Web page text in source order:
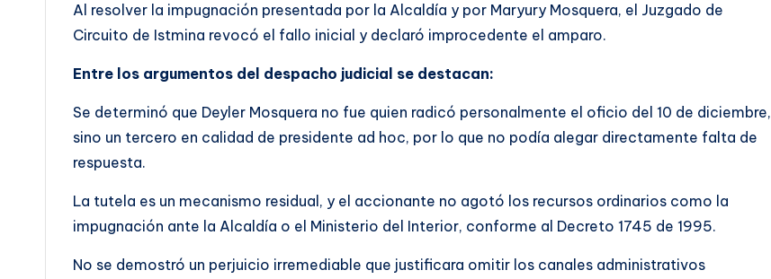
Al resolver la impugnación presentada por la Alcaldía y por Maryury Mosquera, el Juzgado de
Circuito de Istmina revocó el fallo inicial y declaró improcedente el amparo.
Entre los argumentos del despacho judicial se destacan:
Se determinó que Deyler Mosquera no fue quien radicó personalmente el oficio del 10 de diciembre,
sino un tercero en calidad de presidente ad hoc, por lo que no podía alegar directamente falta de
respuesta.
La tutela es un mecanismo residual, y el accionante no agotó los recursos ordinarios como la
impugnación ante la Alcaldía o el Ministerio del Interior, conforme al Decreto 1745 de 1995.
No se demostró un perjuicio irremediable que justificara omitir los canales administrativos